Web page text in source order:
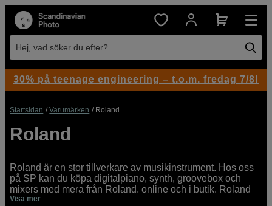
Hej, vad söker du efter?
Startsidan Varumärken Roland
Roland
Roland är en stor tillverkare av musikinstrument. Hos oss
på SP kan du köpa digitalpiano, synth, groovebox och
mixers med mera från Roland, online och i butik. Roland
Corporation grundades 1972 i Japan och tillverkade bland
Visa mer
30% på teenage engineering – t.o.m. fredag 7/8!